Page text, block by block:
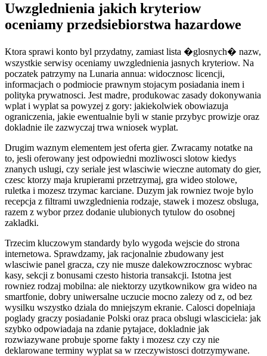
Uwzglednienia jakich kryteriow
oceniamy przedsiebiorstwa hazardowe
Ktora sprawi konto byl przydatny, zamiast lista �glosnych� nazw,
wszystkie serwisy oceniamy uwzglednienia jasnych kryteriow. Na
poczatek patrzymy na Lunaria annua: widocznosc licencji,
informacjach o podmiocie prawnym stojacym posiadania inem i
polityka prywatnosci. Jest madre, produkowac zasady dokonywania
wplat i wyplat sa powyzej z gory: jakiekolwiek obowiazuja
ograniczenia, jakie ewentualnie byli w stanie przybyc prowizje oraz
dokladnie ile zazwyczaj trwa wniosek wyplat.
Drugim waznym elementem jest oferta gier. Zwracamy notatke na
to, jesli oferowany jest odpowiedni mozliwosci slotow kiedys
znanych uslugi, czy seriale jest wlasciwie wieczne automaty do gier,
czesc ktorzy maja krupierami przetrzymaj, gra wideo stolowe,
ruletka i mozesz trzymac karciane. Duzym jak rowniez twoje bylo
recepcja z filtrami uwzglednienia rodzaje, stawek i mozesz obsluga,
razem z wybor przez dodanie ulubionych tytulow do osobnej
zakladki.
Trzecim kluczowym standardy bylo wygoda wejscie do strona
internetowa. Sprawdzamy, jak racjonalnie zbudowany jest
wlasciwie panel gracza, czy nie musze dalekowzrocznosc wybrac
kasy, sekcji z bonusami czesto historia transakcji. Istotna jest
rowniez rodzaj mobilna: ale niektorzy uzytkownikow gra wideo na
smartfonie, dobry uniwersalne uczucie mocno zalezy od z, od bez
wysilku wszystko dziala do mniejszym ekranie. Calosci dopelniaja
poglady graczy posiadanie Polski oraz praca obslugi wlasciciela: jak
szybko odpowiadaja na zdanie pytajace, dokladnie jak
rozwiazywane probuje sporne fakty i mozesz czy czy nie
deklarowane terminy wyplat sa w rzeczywistosci dotrzymywane.